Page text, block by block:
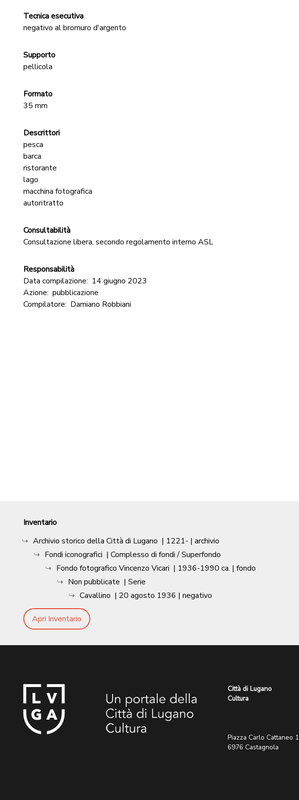
Tecnica esecutiva
negativo al bromuro d'argento
Supporto
pellicola
Formato
35 mm
Descrittori
pesca
barca
ristorante
lago
macchina fotografica
autoritratto
Consultabilità
Consultazione libera, secondo regolamento interno ASL
Responsabilità
Data compilazione: 14 giugno 2023
Azione: pubblicazione
Compilatore: Damiano Robbiani
Inventario
Archivio storico della Città di Lugano | 1221- | archivio
Fondi iconografici | Complesso di fondi / Superfondo
Fondo fotografico Vincenzo Vicari | 1936-1990 ca. | fondo
Non pubblicate | Serie
Cavallino | 20 agosto 1936 | negativo
Apri Inventario
Città di Lugano
Cultura
Piazza Carlo Cattaneo 1
6976 Castagnola